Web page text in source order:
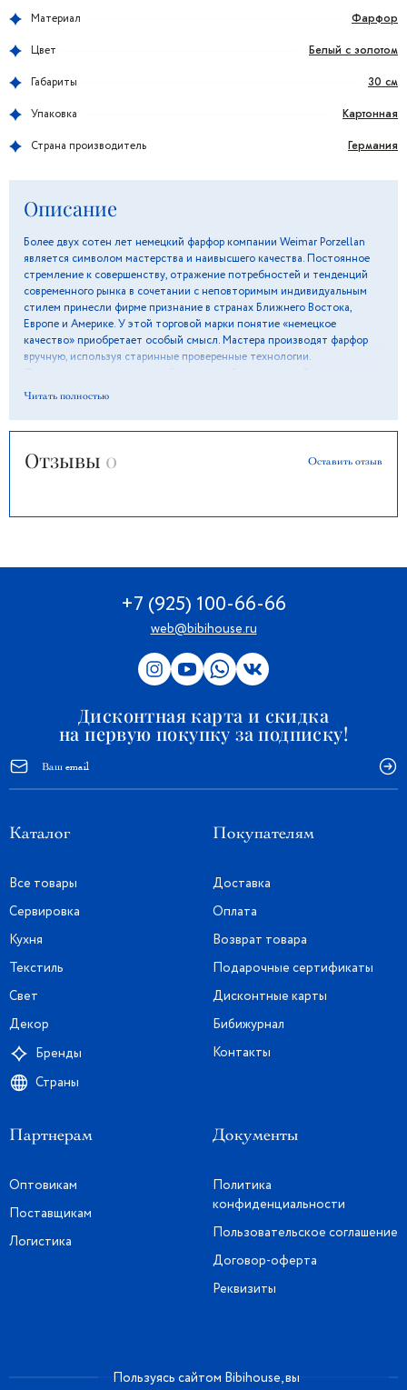
Материал Фарфор
Цвет Белый с золотом
Габариты 30 см
Упаковка Картонная
Страна производитель Германия
Описание
Более двух сотен лет немецкий фарфор компании Weimar Porzellan
является символом мастерства и наивысшего качества. Постоянное
стремление к совершенству, отражение потребностей и тенденций
современного рынка в сочетании с неповторимым индивидуальным
стилем принесли фирме признание в странах Ближнего Востока,
Европе и Америке. У этой торговой марки понятие «немецкое
качество» приобретает особый смысл. Мастера производят фарфор
вручную, используя старинные проверенные технологии.
ощущение вкуса и элегантности, а особая глазурь поможет сохранить
Читать полностью
Отзывы 0 Оставить отзыв
+7 (925) 100-66-66
web@bibihouse.ru
Дисконтная карта и скидка
на первую покупку за подписку!
Каталог
Все товары
Сервировка
Кухня
Текстиль
Свет
Декор
Бренды
Страны
Покупателям
Доставка
Оплата
Возврат товара
Подарочные сертификаты
Дисконтные карты
Бибижурнал
Контакты
Партнерам
Оптовикам
Поставщикам
Логистика
Документы
Политика
конфиденциальности
Пользовательское соглашение
Договор-оферта
Реквизиты
Пользуясь сайтом Bibihouse, вы